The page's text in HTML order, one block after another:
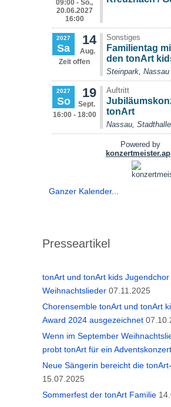
Ganzer Kalender...
Presseartikel
tonArt und tonArt kids Jugendchor
Weihnachtslieder 07.11.2025
Chorensemble tonArt und tonArt
Award 2024 ausgezeichnet
Wenn im September
probt tonArt für ein Adventskonzert
Neue Sängerin bereicht die
15.07.2025
Sommerfest der tonArt Familie